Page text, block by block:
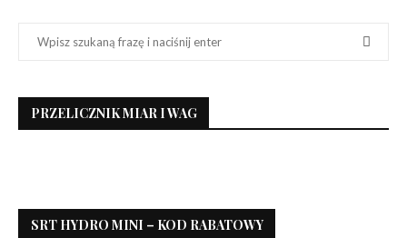
PRZELICZNIK MIAR I WAG
SRT HYDRO MINI – KOD RABATOWY